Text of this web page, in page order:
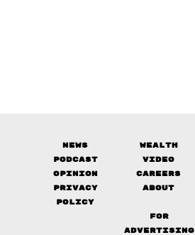
News Wealth
Podcast
Video
Opinion
Careers
Privacy
Policy
About
FOR
ADVERTISING